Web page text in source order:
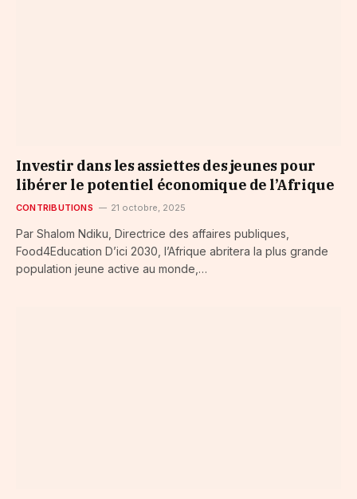
Investir dans les assiettes des jeunes pour
libérer le potentiel économique de l’Afrique
CONTRIBUTIONS 21 octobre, 2025
Par Shalom Ndiku, Directrice des affaires publiques,
Food4Education D’ici 2030, l’Afrique abritera la plus grande
population jeune active au monde,…